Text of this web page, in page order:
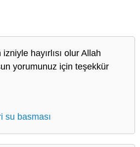
hayırlısı olur Allah
yorumunuz için teşekkür
su basması